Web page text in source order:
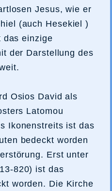
Jesus, wie er
(auch Hesekiel )
das einzige
der Darstellung des
Osios David als
Latomou
Ikonenstreits ist das
bedeckt worden
Erst unter
820) ist das
worden. Die Kirche